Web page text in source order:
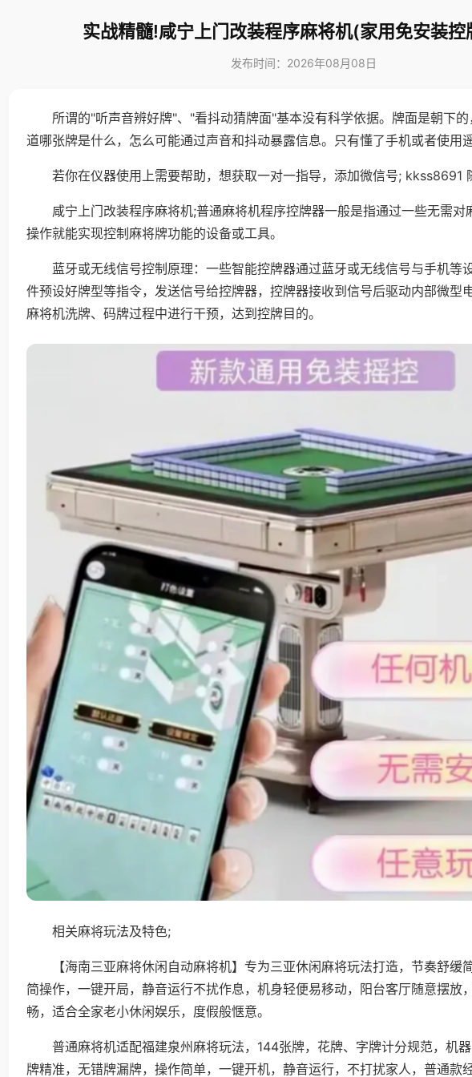
实战精髓!咸宁上门改装程序麻将机(家用免安装控
发布时间：2026年08月08日
所谓的"听声音辨好牌"、"看抖动猜牌面"基本没有科学依据。牌面是朝下
道哪张牌是什么，怎么可能通过声音和抖动暴露信息。只有懂了手机或者使用遥
若你在仪器使用上需要帮助，想获取一对一指导，添加微信号; kkss8691
咸宁上门改装程序麻将机;普通麻将机程序控牌器一般是指通过一些无需对
操作就能实现控制麻将牌功能的设备或工具。
蓝牙或无线信号控制原理：一些智能控牌器通过蓝牙或无线信号与手机等
件预设好牌型等指令，发送信号给控牌器，控牌器接收到信号后驱动内部微型
麻将机洗牌、码牌过程中进行干预，达到控牌目的。
相关麻将玩法及特色;
【海南三亚麻将休闲自动麻将机】专为三亚休闲麻将玩法打造，节奏舒缓
简操作，一键开局，静音运行不扰作息，机身轻便易移动，阳台客厅随意摆放
畅，适合全家老小休闲娱乐，度假般惬意。
普通麻将机适配福建泉州麻将玩法，144张牌，花牌、字牌计分规范，机
牌精准，无错牌漏牌，操作简单，一键开机，静音运行，不打扰家人，普通款